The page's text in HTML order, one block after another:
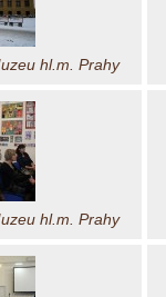
hl.m. Prahy
hl.m. Prahy